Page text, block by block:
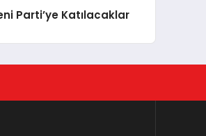
Parti’ye Katılacaklar